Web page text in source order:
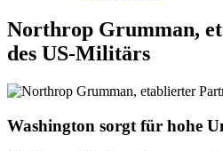
Northrop Grumman,
des US-Militärs
Washington sorgt für hohe